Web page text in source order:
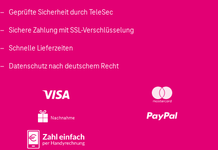
Geprüfte Sicherheit durch TeleSec
Sichere Zahlung mit SSL-Verschlüsselung
Schnelle Lieferzeiten
Datenschutz nach deutschem Recht
Nachnahme